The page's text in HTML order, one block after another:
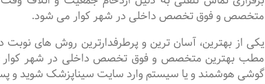
متخصص و فوق تخصص داخلی در شهر کوار می شود.
یکی از بهترین، آسان ترین و پرطرفدارترین روش های
مطب بهترین متخصص و فوق تخصص داخلی در شهر کوار
گوشی هوشمند و یا سیستم وارد سایت سیناپزشک شوید و پس